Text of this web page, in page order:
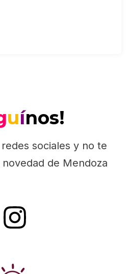
uínos!
sociales y no te
de Mendoza